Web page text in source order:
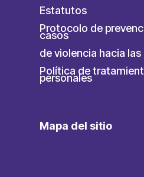
Estatutos
Protocolo de
casos
de violencia hacia las
Política de
personales
Mapa del sitio